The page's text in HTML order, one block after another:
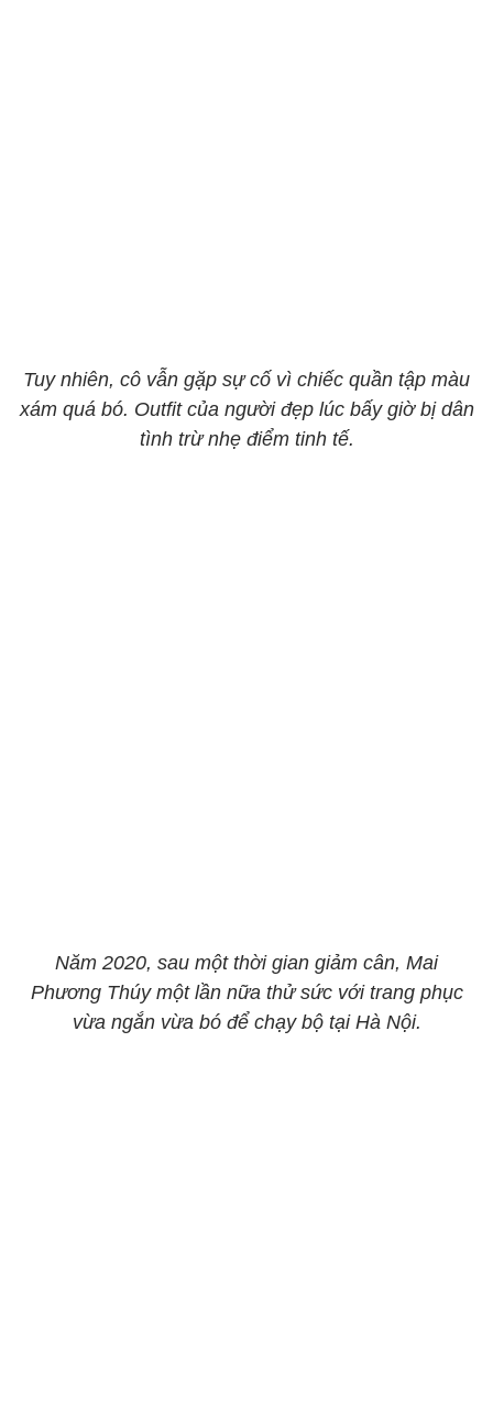
Tuy nhiên, cô vẫn gặp sự cố vì chiếc quần tập màu
xám quá bó. Outfit của người đẹp lúc bấy giờ bị dân
tình trừ nhẹ điểm tinh tế.
Năm 2020, sau một thời gian giảm cân, Mai
Phương Thúy một lần nữa thử sức với trang phục
vừa ngắn vừa bó để chạy bộ tại Hà Nội.